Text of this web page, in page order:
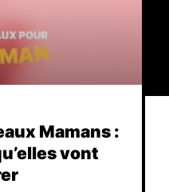
Mamans :
vont